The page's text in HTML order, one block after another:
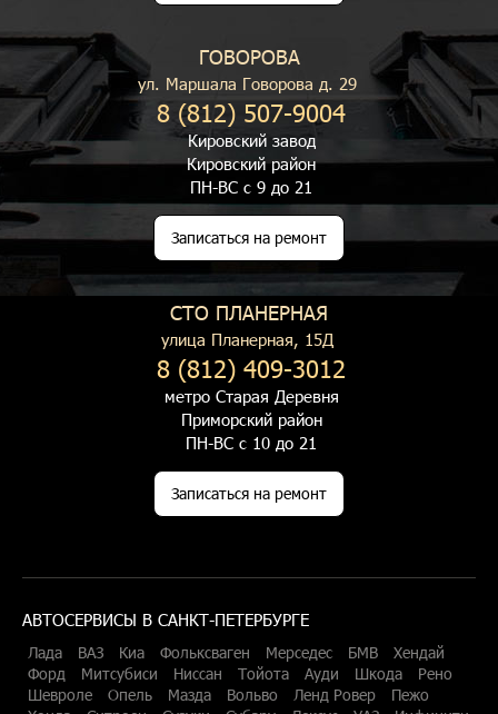
ГОВОРОВА
ул. Маршала Говорова д. 29
8 (812) 507-9004
Кировский завод
Кировский район
ПН-ВС с 9 до 21
Записаться на ремонт
СТО ПЛАНЕРНАЯ
улица Планерная, 15Д
8 (812) 409-3012
метро Старая Деревня
Приморский район
ПН-ВС с 10 до 21
Записаться на ремонт
АВТОСЕРВИСЫ В САНКТ-ПЕТЕРБУРГЕ
Лада ВАЗ Киа Фольксваген Мерседес БМВ
Хендай
Форд
Митсубиси Ниссан Тойота Ауди Шкода
Рено
Шевроле
Опель Мазда Вольво Ленд Ровер
Пежо